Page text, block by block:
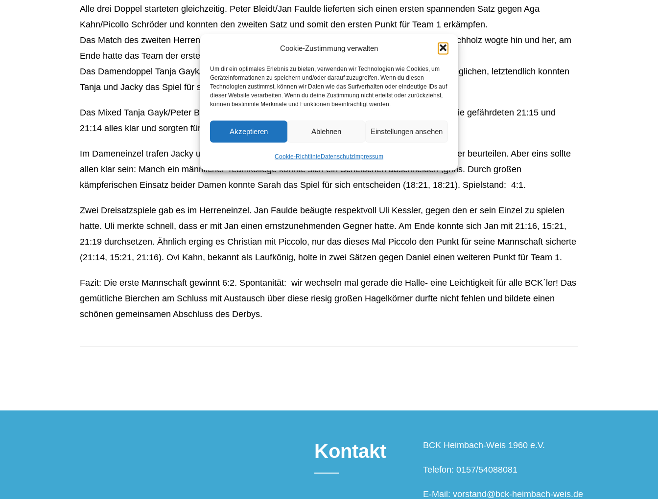
Cookie-Zustimmung verwalten
Um dir ein optimales Erlebnis zu bieten, verwenden wir Technologien wie Cookies, um
Geräteinformationen zu speichern und/oder darauf zuzugreifen. Wenn du diesen
Technologien zustimmst, können wir Daten wie das Surfverhalten oder eindeutige IDs auf
dieser Website verarbeiten. Wenn du deine Zustimmung nicht erteilst oder zurückziehst,
können bestimmte Merkmale und Funktionen beeinträchtigt werden.
Akzeptieren Ablehnen Einstellungen ansehen
Cookie-RichtlinieDatenschutzImpressum
Alle drei Doppel starteten gleichzeitig. Peter Bleidt/Jan Faulde lieferten sich einen ersten spannenden Satz gegen Aga
Kahn/Picollo Schröder und konnten den zweiten Satz und somit den ersten Punkt für Team 1 erkämpfen.
Das Match des zweiten Herrendoppels Ovi Kahn/Christian Knue gegen Jürgen Becker/Daniel Buchholz wogte hin und her, am
Ende hatte das Team der ersten Mannschaft die Nase vorn (21:15, 21:19).
Das Damendoppel Tanja Gayk/Jacky Minz gegen Sarah Hißnauer/Annika Schuth war sehr ausgeglichen, letztendlich konnten
Tanja und Jacky das Spiel für sich entscheiden (21:16, 21:18) und Team 1 lag mit 3:0 vorne.
Das Mixed Tanja Gayk/Peter Bleidt gegen Bärbel Ecker-Rust/ Jürgen Becker machten in einem nie gefährdeten 21:15 und
21:14 alles klar und sorgten für den vierten Punkt.
Im Dameneinzel trafen Jacky und Sarah aufeinander. Wer fitter von den beiden ist, mag hier keiner beurteilen. Aber eins sollte
allen klar sein: Manch ein männlicher Teamkollege könnte sich ein Scheibchen abschneiden ,grins. Durch großen
kämpferischen Einsatz beider Damen konnte Sarah das Spiel für sich entscheiden (18:21, 18:21). Spielstand: 4:1.
Zwei Dreisatzspiele gab es im Herreneinzel. Jan Faulde beäugte respektvoll Uli Kessler, gegen den er sein Einzel zu spielen
hatte. Uli merkte schnell, dass er mit Jan einen ernstzunehmenden Gegner hatte. Am Ende konnte sich Jan mit 21:16, 15:21,
21:19 durchsetzen. Ähnlich erging es Christian mit Piccolo, nur das dieses Mal Piccolo den Punkt für seine Mannschaft sicherte
(21:14, 15:21, 21:16). Ovi Kahn, bekannt als Laufkönig, holte in zwei Sätzen gegen Daniel einen weiteren Punkt für Team 1.
Fazit: Die erste Mannschaft gewinnt 6:2. Spontanität: wir wechseln mal gerade die Halle- eine Leichtigkeit für alle BCK`ler! Das
gemütliche Bierchen am Schluss mit Austausch über diese riesig großen Hagelkörner durfte nicht fehlen und bildete einen
schönen gemeinsamen Abschluss des Derbys.
Kontakt BCK Heimbach-Weis 1960 e.V.
Telefon: 0157/54088081
E-Mail: vorstand@bck-heimbach-weis.de